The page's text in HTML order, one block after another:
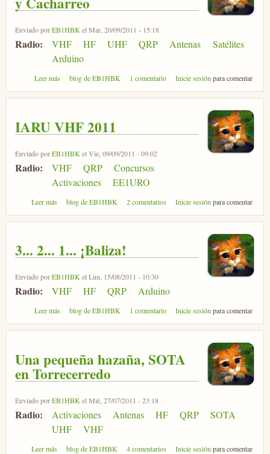
Enviado porEB1HBKel Mar, 20/09/2011 - 15:18
Radio: VHF HF UHF QRP Antenas
Satélites
Arduino
Leer más sobre II Encuentro de Radioafición y Cacharreo
blog de EB1HBK 1 comentario Inicie sesiónpara comentar
IARU VHF 2011
Enviado porEB1HBK el Vie, 09/09/2011 - 09:02
Radio: VHF QRP
Concursos
Activaciones
EE1URO
Leer más sobre IARU VHF 2011
blog de EB1HBK 2 comentarios Inicie sesión para comentar
3... 2... 1... ¡Baliza!
Enviado porEB1HBKel Lun, 15/08/2011 - 10:30
Radio: VHF HF QRP Arduino
Leer más sobre 3... 2... 1... ¡Baliza!
blog de EB1HBK 1 comentario Inicie sesiónpara comentar
Una pequeña hazaña, SOTA
en Torrecerredo
Enviado porEB1HBK el Mié, 27/07/2011 - 23:18
Radio: Activaciones Antenas HF QRP
SOTA
UHF
VHF
Leer más sobre Una pequeña hazaña, SOTA en Torrecerredo
blog de EB1HBK 4 comentarios Inicie sesión para comentar